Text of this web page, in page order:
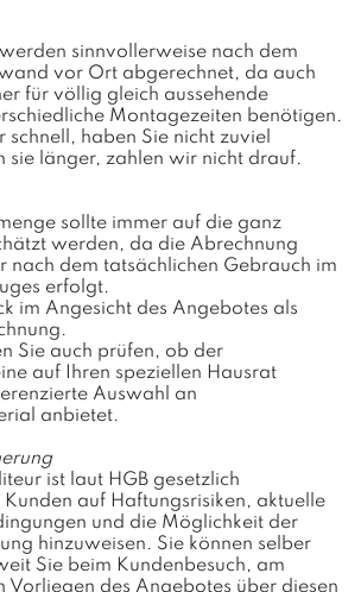
sinnvollerweise nach dem
vor Ort abgerechnet, da auch
für völlig gleich aussehende
Montagezeiten benötigen.
schnell, haben Sie nicht zuviel
sie länger, zahlen wir nicht drauf.
sollte immer auf die ganz
werden, da die Abrechnung
nach dem tatsächlichen Gebrauch im
erfolgt.
im Angesicht des Angebotes als
Sie auch prüfen, ob der
auf Ihren speziellen Hausrat
Auswahl an
anbietet.
ist laut HGB gesetzlich
auf Haftungsrisiken, aktuelle
und die Möglichkeit der
hinzuweisen. Sie können selber
Sie beim Kundenbesuch, am
Vorliegen des Angebotes über diesen